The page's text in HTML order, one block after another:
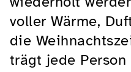
voller Wärme,
die
trägt jede Person